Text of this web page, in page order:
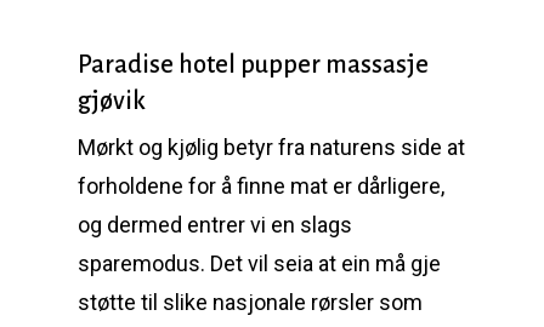
Paradise hotel pupper massasje
gjøvik
Mørkt og kjølig betyr fra naturens side at
forholdene for å finne mat er dårligere,
og dermed entrer vi en slags
sparemodus. Det vil seia at ein må gje
støtte til slike nasjonale rørsler som